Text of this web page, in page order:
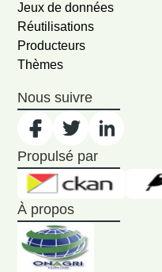
Jeux de données
Réutilisations
Producteurs
Thèmes
Nous suivre
Propulsé par
À propos